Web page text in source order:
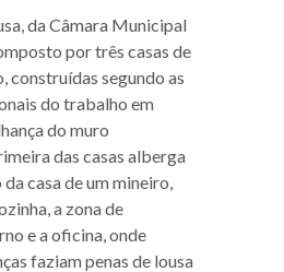
da Câmara Municipal
por três casas de
construídas segundo as
do trabalho em
do muro
das casas alberga
casa de um mineiro,
a zona de
e a oficina, onde
faziam penas de lousa